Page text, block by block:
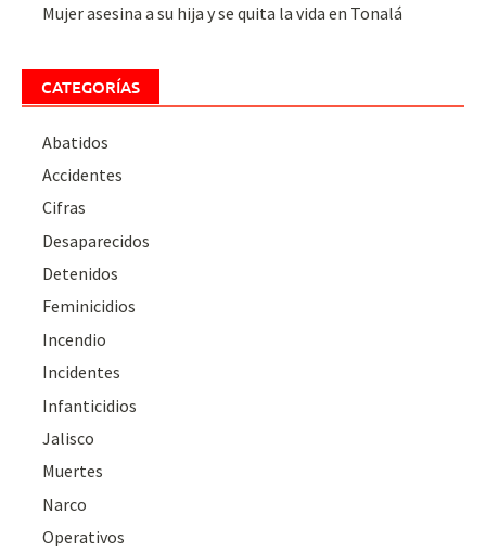
Mujer asesina a su hija y se quita la vida en Tonalá
CATEGORÍAS
Abatidos
Accidentes
Cifras
Desaparecidos
Detenidos
Feminicidios
Incendio
Incidentes
Infanticidios
Jalisco
Muertes
Narco
Operativos